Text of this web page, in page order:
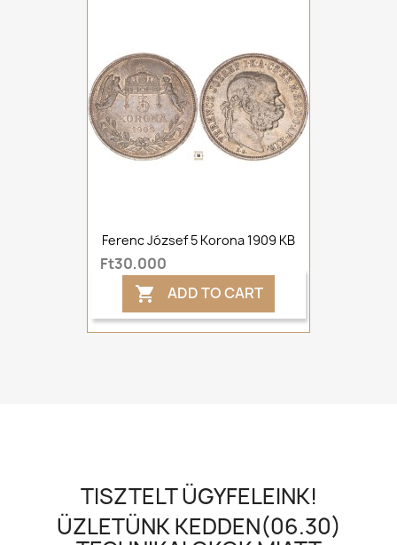
Ferenc József 5 Korona 1909 KB
Ft30,000
 ADD TO CART
TISZTELT ÜGYFELEINK!
ÜZLETÜNK KEDDEN(06.30)